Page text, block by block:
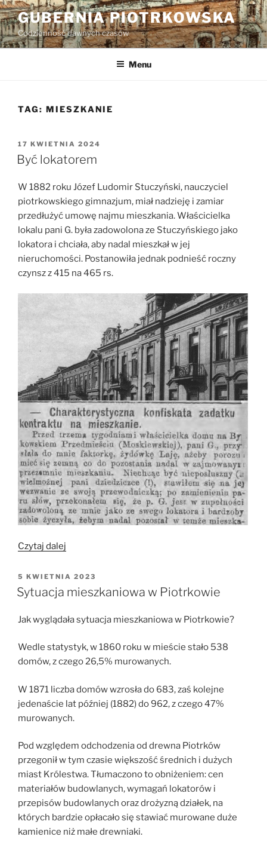
Przejdź
do
treści
GUBERNIA PIOTRKOWSKA
Codzienność dawnych czasów
Menu
TAG: MIESZKANIE
OPUBLIKOWANE
W
17 KWIETNIA 2024
Być lokatorem
W 1882 roku Józef Ludomir Stuczyński, nauczyciel
piotrkowskiego gimnazjum, miał nadzieję i zamiar
przedłużyć umowę najmu mieszkania. Właścicielka
lokalu pani G. była zadowolona ze Stuczyńskiego jako
lokatora i chciała, aby nadal mieszkał w jej
nieruchomości. Postanowiła jednak podnieść roczny
czynsz z 415 na 465 rs.
Czytaj dalej
OPUBLIKOWANE
W
5 KWIETNIA 2023
Sytuacja mieszkaniowa w Piotrkowie
Jak wyglądała sytuacja mieszkaniowa w Piotrkowie?
Wedle statystyk, w 1860 roku w mieście stało 538
domów, z czego 26,5% murowanych.
W 1871 liczba domów wzrosła do 683, zaś kolejne
jedenaście lat później (1882) do 962, z czego 47%
murowanych.
Pod względem odchodzenia od drewna Piotrków
przegonił w tym czasie większość średnich i dużych
miast Królestwa. Tłumaczono to obniżeniem: cen
materiałów budowlanych, wymagań lokatorów i
przepisów budowlanych oraz drożyzną działek, na
których bardzie opłacało się stawiać murowane duże
kamienice niż małe drewniaki.